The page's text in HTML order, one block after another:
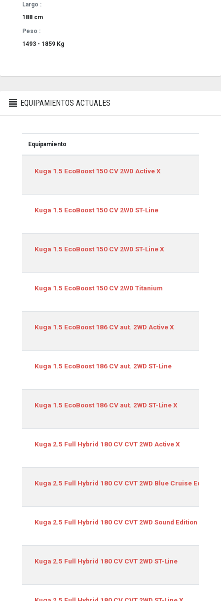
Largo :
188 cm
Peso :
1493 - 1859 Kg
EQUIPAMIENTOS ACTUALES
Equipamiento
Kuga 1.5 EcoBoost 150 CV 2WD Active X
Kuga 1.5 EcoBoost 150 CV 2WD ST-Line
Kuga 1.5 EcoBoost 150 CV 2WD ST-Line X
Kuga 1.5 EcoBoost 150 CV 2WD Titanium
Kuga 1.5 EcoBoost 186 CV aut. 2WD Active X
Kuga 1.5 EcoBoost 186 CV aut. 2WD ST-Line
Kuga 1.5 EcoBoost 186 CV aut. 2WD ST-Line X
Kuga 2.5 Full Hybrid 180 CV CVT 2WD Active X
Kuga 2.5 Full Hybrid 180 CV CVT 2WD Blue Cruise Edition
Kuga 2.5 Full Hybrid 180 CV CVT 2WD Sound Edition
Kuga 2.5 Full Hybrid 180 CV CVT 2WD ST-Line